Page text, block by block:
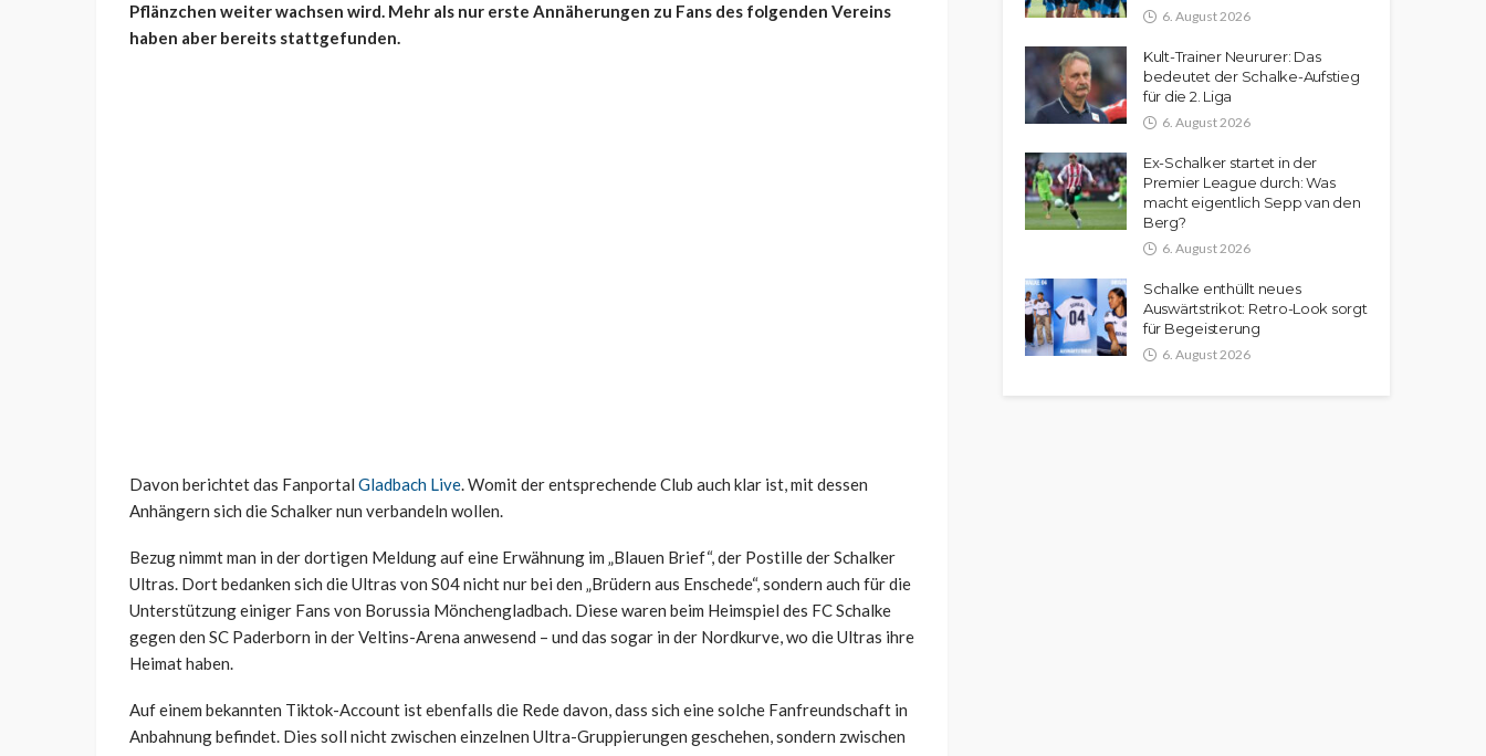
Pflänzchen weiter wachsen wird. Mehr als nur erste Annäherungen zu Fans des folgenden Vereins
haben aber bereits stattgefunden.
Davon berichtet das Fanportal Gladbach Live. Womit der entsprechende Club auch klar ist, mit dessen
Anhängern sich die Schalker nun verbandeln wollen.
Bezug nimmt man in der dortigen Meldung auf eine Erwähnung im „Blauen Brief“, der Postille der Schalker
Ultras. Dort bedanken sich die Ultras von S04 nicht nur bei den „Brüdern aus Enschede“, sondern auch für die
Unterstützung einiger Fans von Borussia Mönchengladbach. Diese waren beim Heimspiel des FC Schalke
gegen den SC Paderborn in der Veltins-Arena anwesend – und das sogar in der Nordkurve, wo die Ultras ihre
Heimat haben.
Auf einem bekannten Tiktok-Account ist ebenfalls die Rede davon, dass sich eine solche Fanfreundschaft in
Anbahnung befindet. Dies soll nicht zwischen einzelnen Ultra-Gruppierungen geschehen, sondern zwischen
6. August 2026
Kult-Trainer Neururer: Das
bedeutet der Schalke-Aufstieg
für die 2. Liga
6. August 2026
Ex-Schalker startet in der
Premier League durch: Was
macht eigentlich Sepp van den
Berg?
6. August 2026
Schalke enthüllt neues
Auswärtstrikot: Retro-Look sorgt
für Begeisterung
6. August 2026